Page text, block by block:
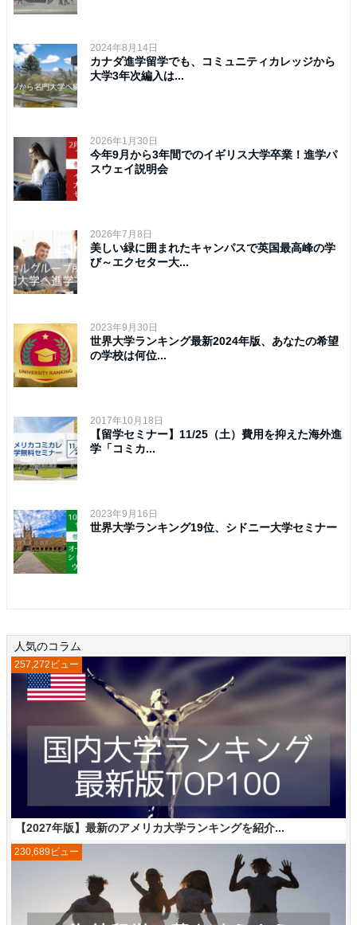
2024年8月14日
カナダ進学留学でも、コミュニティカレッジから
大学3年次編入は...
2026年1月30日
今年9月から3年間でのイギリス大学卒業！進学パ
スウェイ説明会
2026年7月8日
美しい緑に囲まれたキャンパスで英国最高峰の学
び～エクセター大...
2023年9月30日
世界大学ランキング最新2024年版、あなたの希望
の学校は何位...
2017年10月18日
【留学セミナー】11/25（土）費用を抑えた海外進
学「コミカ...
2023年9月16日
世界大学ランキング19位、シドニー大学セミナー
人気のコラム
【2027年版】最新のアメリカ大学ランキングを紹介...
257,272ビュー
230,689ビュー